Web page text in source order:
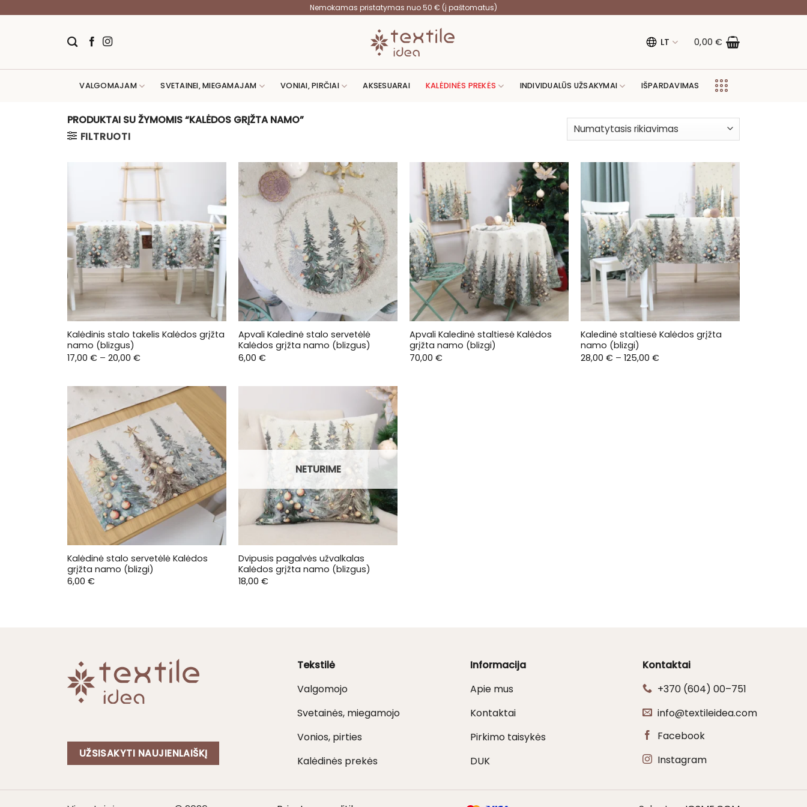
Nemokamas pristatymas nuo 50 € (į paštomatus)
LT 0,00€
VALGOMAJAM SVETAINEI, MIEGAMAJAM VONIAI, PIRČIAI AKSESUARAI KALĖDINĖS PREKĖS INDIVIDUALŪS UŽSAKYMAI IŠPARDAVIMAS
PRODUKTAI SU ŽYMOMIS “KALĖDOS GRĮŽTA NAMO”
FILTRUOTI
Kalėdinis stalo takelis Kalėdos grįžta
namo (blizgus)
17,00 € – 20,00 €Price
20,00 €
Apvali Kaledinė stalo servetėlė
Kalėdos grįžta namo (blizgus)
6,00 €
Apvali Kaledinė staltiesė Kalėdos
grįžta namo (blizgi)
70,00 €
Kaledinė staltiesė Kalėdos grįžta
namo (blizgi)
28,00 € – 125,00 €Price
Kalėdinė stalo servetėlė Kalėdos
grįžta namo (blizgi)
6,00 €
NETURIME
Dvipusis pagalvės užvalkalas
Kalėdos grįžta namo (blizgus)
18,00 €
UŽSISAKYTI NAUJIENLAIŠKĮ
Tekstilė
Valgomojo
Svetainės, miegamojo
Vonios, pirties
Kalėdinės prekės
Informacija
Apie mus
Kontaktai
Pirkimo taisykės
DUK
Kontaktai
+370 (604) 00–751
info@textileidea.com
Facebook
Instagram